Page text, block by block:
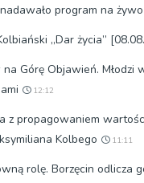
program na żywo
„Dar życia”
Górę Objawień. Młodzi
12:12
z propagowaniem
Kolbego
11:11
rolę. Borzęcin odlicza